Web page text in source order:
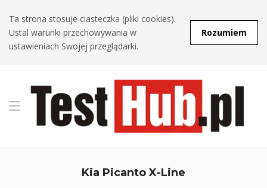
Ta strona stosuje ciasteczka (pliki cookies).
Ustal warunki przechowywania w
ustawieniach Swojej przeglądarki.
Rozumiem
Kia Picanto X-Line